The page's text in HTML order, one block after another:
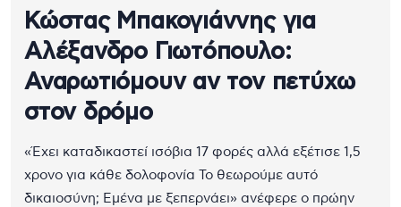
Κώστας Μπακογιάννης για
Αλέξανδρο Γιωτόπουλο:
Αναρωτιόμουν αν τον πετύχω
στον δρόμο
«Έχει καταδικαστεί ισόβια 17 φορές αλλά εξέτισε 1,5
χρονο για κάθε δολοφονία Το θεωρούμε αυτό
δικαιοσύνη; Εμένα με ξεπερνάει» ανέφερε ο πρώην